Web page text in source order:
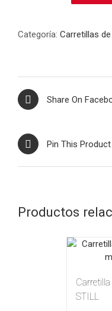
Categoría: Carretillas
Share On
Pin This Product
Productos
STILL